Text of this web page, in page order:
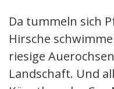
Da tummeln sich
Hirsche
riesige
Landschaft. Und